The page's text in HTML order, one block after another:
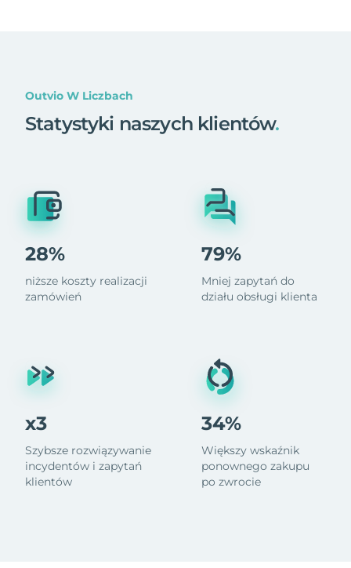
Outvio W Liczbach
Statystyki naszych klientów.
28%
niższe koszty realizacji
zamówień
x3
Szybsze rozwiązywanie
incydentów i zapytań
klientów
79%
Mniej zapytań do
działu obsługi klienta
34%
Większy wskaźnik
ponownego zakupu
po zwrocie